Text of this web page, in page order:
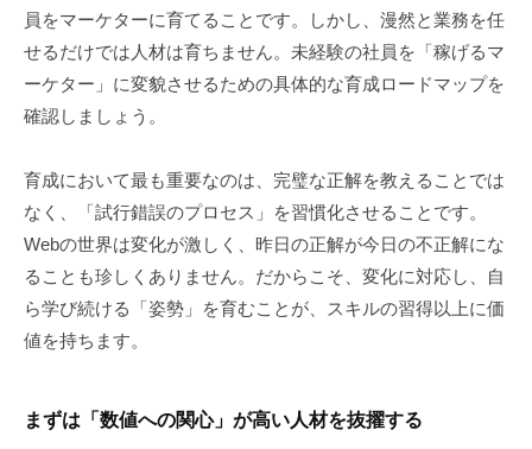
員をマーケターに育てることです。しかし、漫然と業務を任
せるだけでは人材は育ちません。未経験の社員を「稼げるマ
ーケター」に変貌させるための具体的な育成ロードマップを
確認しましょう。
育成において最も重要なのは、完璧な正解を教えることでは
なく、「試行錯誤のプロセス」を習慣化させることです。
Webの世界は変化が激しく、昨日の正解が今日の不正解にな
ることも珍しくありません。だからこそ、変化に対応し、自
ら学び続ける「姿勢」を育むことが、スキルの習得以上に価
値を持ちます。
まずは「数値への関心」が高い人材を抜擢する